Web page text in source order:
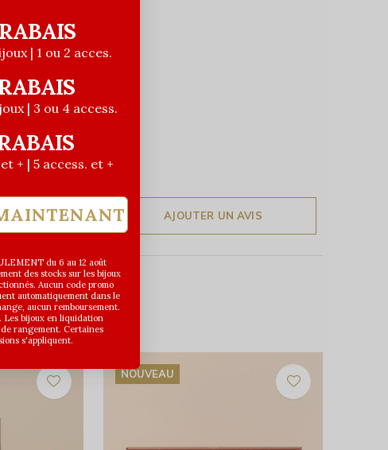
AJOUTER UN AVIS
NOUVEAU
| 1 ou 2 acces.
| 3 ou 4 access.
+ | 5 access. et +
du 6 au 12 août
des stocks sur les bijoux
Aucun code promo
automatiquement dans le
aucun remboursement.
Les bijoux en liquidation
rangement. Certaines
s'appliquent.